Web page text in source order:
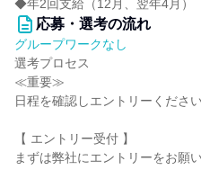
◆年2回支給（12月、翌年4月）
応募・選考の流れ
グループワークなし
選考プロセス
≪重要≫
日程を確認しエントリーください
【 エントリー受付 】
まずは弊社にエントリーをお願い